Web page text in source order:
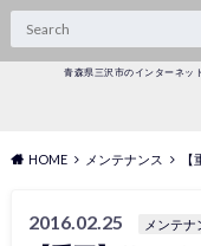
青森県三沢市のインターネッ
HOME メンテナンス
2016.02.25 メンテナ